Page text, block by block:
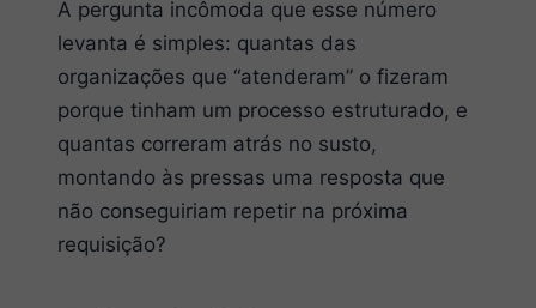
A pergunta incômoda que esse número
levanta é simples: quantas das
organizações que “atenderam” o fizeram
porque tinham um processo estruturado, e
quantas correram atrás no susto,
montando às pressas uma resposta que
não conseguiriam repetir na próxima
requisição?